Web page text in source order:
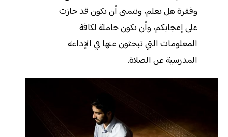
وفقرة هل تعلم، ونتمنى أن تكون قد حازت
على إعجابكم، وأن تكون حاملة لكافة
المعلومات التي تبحثون عنها في الإذاعة
المدرسية عن الصلاة.